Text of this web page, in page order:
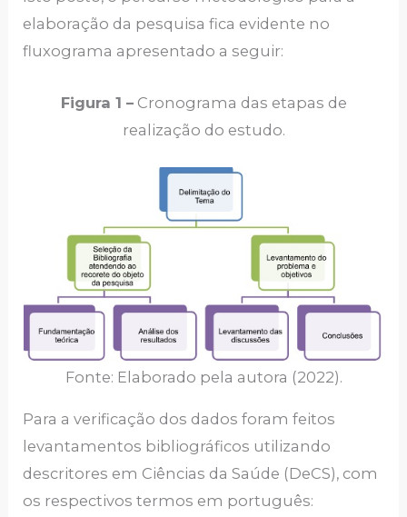
elaboração da pesquisa fica evidente no
fluxograma apresentado a seguir:
Figura 1 –Cronograma das etapas de
realização do estudo.
Fonte: Elaborado pela autora (2022).
Para a verificação dos dados foram feitos
levantamentos bibliográficos utilizando
descritores em Ciências da Saúde (DeCS), com
os respectivos termos em português: